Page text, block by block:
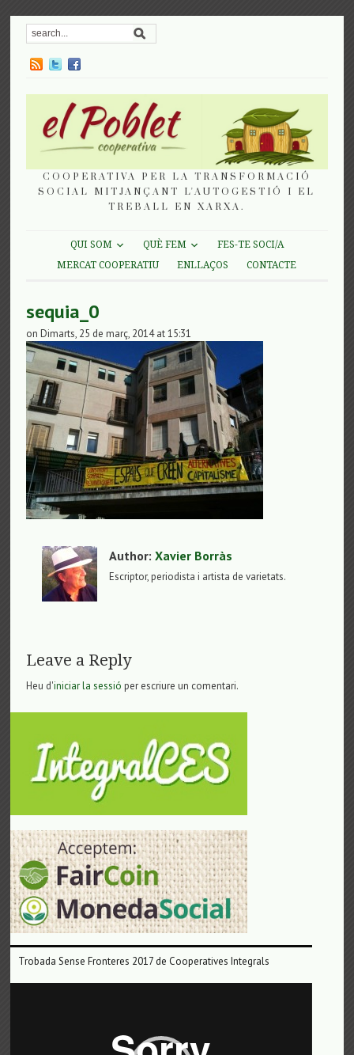
COOPERATIVA PER LA TRANSFORMACIÓ
SOCIAL MITJANÇANT L'AUTOGESTIÓ I EL
TREBALL EN XARXA.
QUI SOM QUÈ FEM
FES-TE SOCI/A
MERCAT COOPERATIU
ENLLAÇOS CONTACTE
sequia_0
on Dimarts, 25 de març, 2014 at 15:31
Author:Xavier Borràs
Escriptor, periodista i artista de varietats.
Leave a Reply
Heu d'iniciar la sessió per escriure un comentari.
Trobada Sense Fronteres 2017 de Cooperatives Integrals